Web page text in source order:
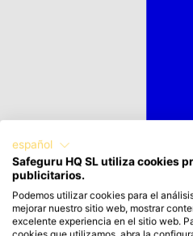
español
Safeguru HQ SL utiliza cookies
publicitarios.
Podemos utilizar cookies para el
mejorar nuestro sitio web, mostrar
excelente experiencia en el sitio web.